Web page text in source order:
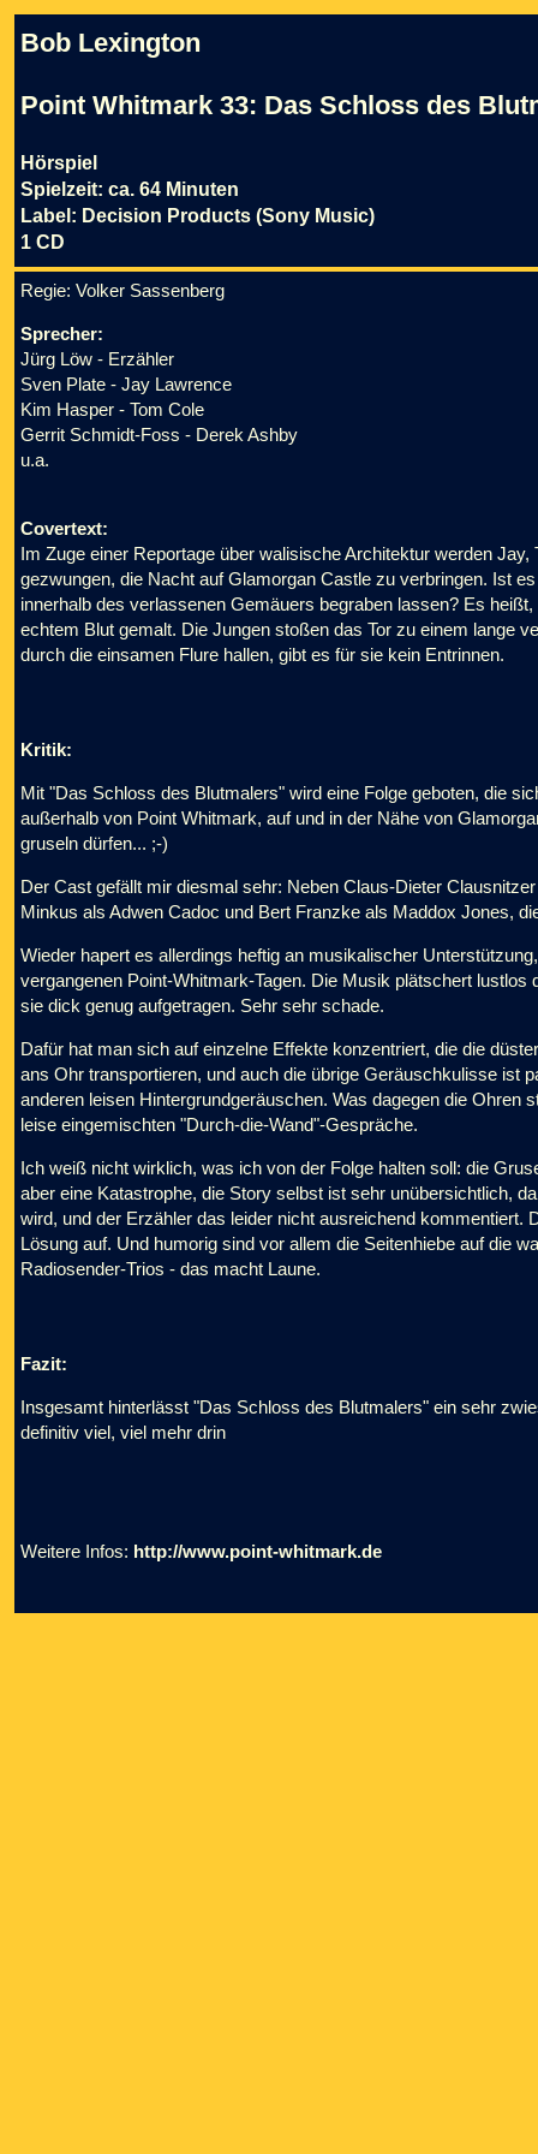
Bob Lexington
Point Whitmark 33: Das Schloss des
Hörspiel
Spielzeit: ca. 64 Minuten
Label: Decision Products (Sony Music)
1 CD
Regie: Volker Sassenberg
Sprecher:
Jürg Löw - Erzähler
Sven Plate - Jay Lawrence
Kim Hasper - Tom Cole
Gerrit Schmidt-Foss - Derek Ashby
u.a.
Covertext:
Im Zuge einer Reportage über walisische Architektur werden
gezwungen, die Nacht auf Glamorgan Castle zu verbringen. Ist
innerhalb des verlassenen Gemäuers begraben lassen? Es
echtem Blut gemalt. Die Jungen stoßen das Tor zu einem lange
durch die einsamen Flure hallen, gibt es für sie kein Entrinnen.
Kritik:
Mit "Das Schloss des Blutmalers" wird eine Folge geboten, die
außerhalb von Point Whitmark, auf und in der Nähe von
gruseln dürfen... ;-)
Der Cast gefällt mir diesmal sehr: Neben Claus-Dieter
Minkus als Adwen Cadoc und Bert Franzke als Maddox Jones,
Wieder hapert es allerdings heftig an musikalischer
vergangenen Point-Whitmark-Tagen. Die Musik plätschert
sie dick genug aufgetragen. Sehr sehr schade.
Dafür hat man sich auf einzelne Effekte konzentriert, die die
ans Ohr transportieren, und auch die übrige Geräuschkulisse ist
anderen leisen Hintergrundgeräuschen. Was dagegen die Ohren
leise eingemischten "Durch-die-Wand"-Gespräche.
Ich weiß nicht wirklich, was ich von der Folge halten soll: die
aber eine Katastrophe, die Story selbst ist sehr unübersichtlich,
wird, und der Erzähler das leider nicht ausreichend kommentiert.
Lösung auf. Und humorig sind vor allem die Seitenhiebe auf die
Radiosender-Trios - das macht Laune.
Fazit:
Insgesamt hinterlässt "Das Schloss des Blutmalers" ein sehr
definitiv viel, viel mehr drin
Weitere Infos: http://www.point-whitmark.de